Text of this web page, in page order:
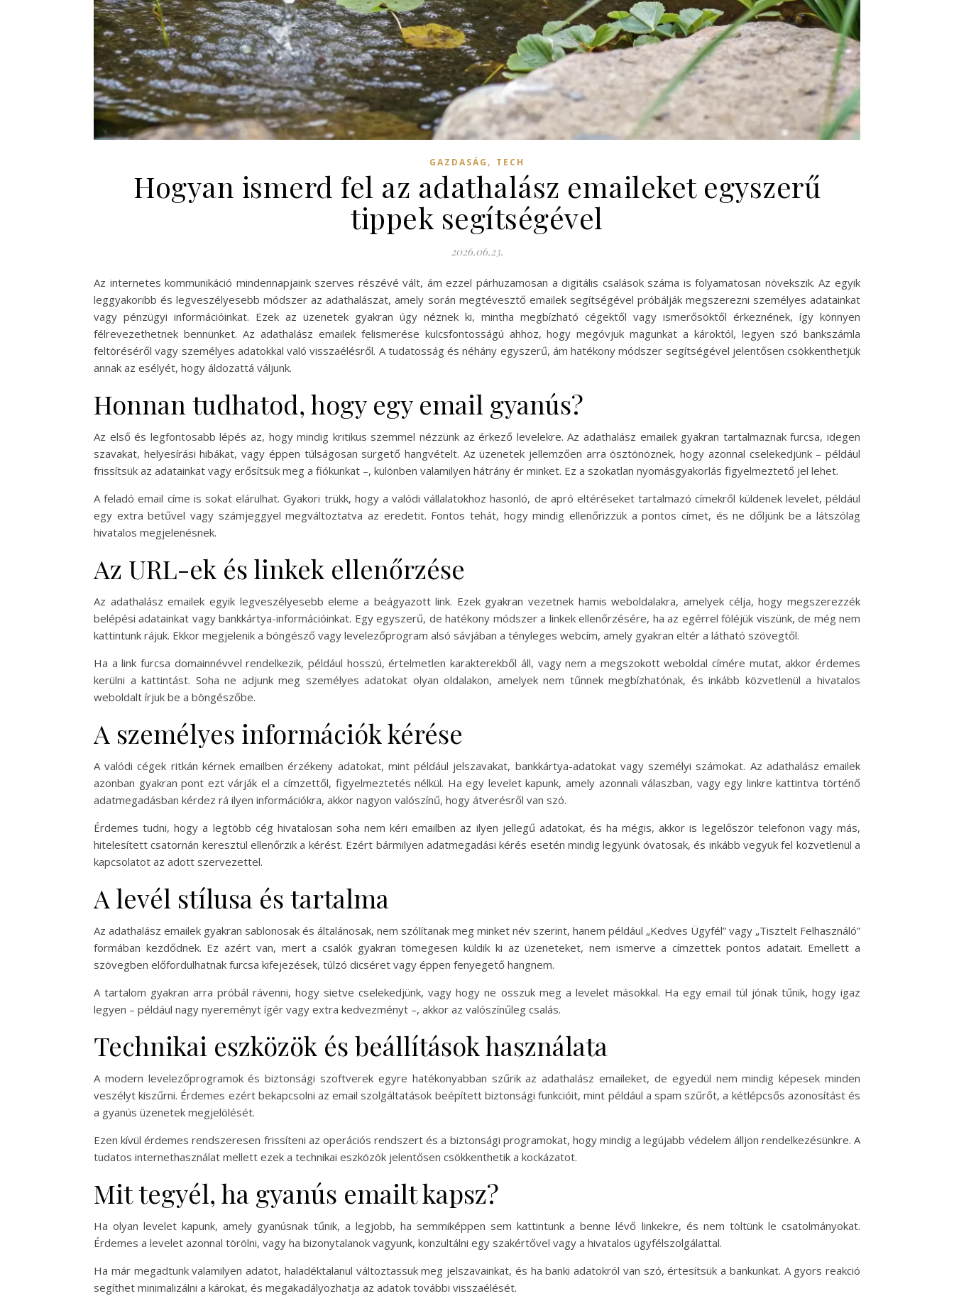
GAZDASÁG , TECH
Hogyan ismerd fel az adathalász emaileket egyszerű
tippek segítségével
2026.06.23.
Az internetes kommunikáció mindennapjaink szerves részévé vált, ám ezzel párhuzamosan a digitális csalások száma is folyamatosan növekszik. Az egyik
leggyakoribb és legveszélyesebb módszer az adathalászat, amely során megtévesztő emailek segítségével próbálják megszerezni személyes adatainkat
vagy pénzügyi információinkat. Ezek az üzenetek gyakran úgy néznek ki, mintha megbízható cégektől vagy ismerősöktől érkeznének, így könnyen
félrevezethetnek bennünket. Az adathalász emailek felismerése kulcsfontosságú ahhoz, hogy megóvjuk magunkat a károktól, legyen szó bankszámla
feltöréséről vagy személyes adatokkal való visszaélésről. A tudatosság és néhány egyszerű, ám hatékony módszer segítségével jelentősen csökkenthetjük
annak az esélyét, hogy áldozattá váljunk.
Honnan tudhatod, hogy egy email gyanús?
Az első és legfontosabb lépés az, hogy mindig kritikus szemmel nézzünk az érkező levelekre. Az adathalász emailek gyakran tartalmaznak furcsa, idegen
szavakat, helyesírási hibákat, vagy éppen túlságosan sürgető hangvételt. Az üzenetek jellemzően arra ösztönöznek, hogy azonnal cselekedjünk – például
frissítsük az adatainkat vagy erősítsük meg a fiókunkat –, különben valamilyen hátrány ér minket. Ez a szokatlan nyomásgyakorlás figyelmeztető jel lehet.
A feladó email címe is sokat elárulhat. Gyakori trükk, hogy a valódi vállalatokhoz hasonló, de apró eltéréseket tartalmazó címekről küldenek levelet, például
egy extra betűvel vagy számjeggyel megváltoztatva az eredetit. Fontos tehát, hogy mindig ellenőrizzük a pontos címet, és ne dőljünk be a látszólag
hivatalos megjelenésnek.
Az URL-ek és linkek ellenőrzése
Az adathalász emailek egyik legveszélyesebb eleme a beágyazott link. Ezek gyakran vezetnek hamis weboldalakra, amelyek célja, hogy megszerezzék
belépési adatainkat vagy bankkártya-információinkat. Egy egyszerű, de hatékony módszer a linkek ellenőrzésére, ha az egérrel föléjük viszünk, de még nem
kattintunk rájuk. Ekkor megjelenik a böngésző vagy levelezőprogram alsó sávjában a tényleges webcím, amely gyakran eltér a látható szövegtől.
Ha a link furcsa domainnévvel rendelkezik, például hosszú, értelmetlen karakterekből áll, vagy nem a megszokott weboldal címére mutat, akkor érdemes
kerülni a kattintást. Soha ne adjunk meg személyes adatokat olyan oldalakon, amelyek nem tűnnek megbízhatónak, és inkább közvetlenül a hivatalos
weboldalt írjuk be a böngészőbe.
A személyes információk kérése
A valódi cégek ritkán kérnek emailben érzékeny adatokat, mint például jelszavakat, bankkártya-adatokat vagy személyi számokat. Az adathalász emailek
azonban gyakran pont ezt várják el a címzettől, figyelmeztetés nélkül. Ha egy levelet kapunk, amely azonnali válaszban, vagy egy linkre kattintva történő
adatmegadásban kérdez rá ilyen információkra, akkor nagyon valószínű, hogy átverésről van szó.
Érdemes tudni, hogy a legtöbb cég hivatalosan soha nem kéri emailben az ilyen jellegű adatokat, és ha mégis, akkor is legelőször telefonon vagy más,
hitelesített csatornán keresztül ellenőrzik a kérést. Ezért bármilyen adatmegadási kérés esetén mindig legyünk óvatosak, és inkább vegyük fel közvetlenül a
kapcsolatot az adott szervezettel.
A levél stílusa és tartalma
Az adathalász emailek gyakran sablonosak és általánosak, nem szólítanak meg minket név szerint, hanem például „Kedves Ügyfél” vagy „Tisztelt Felhasználó”
formában kezdődnek. Ez azért van, mert a csalók gyakran tömegesen küldik ki az üzeneteket, nem ismerve a címzettek pontos adatait. Emellett a
szövegben előfordulhatnak furcsa kifejezések, túlzó dicséret vagy éppen fenyegető hangnem.
A tartalom gyakran arra próbál rávenni, hogy sietve cselekedjünk, vagy hogy ne osszuk meg a levelet másokkal. Ha egy email túl jónak tűnik, hogy igaz
legyen – például nagy nyereményt ígér vagy extra kedvezményt –, akkor az valószínűleg csalás.
Technikai eszközök és beállítások használata
A modern levelezőprogramok és biztonsági szoftverek egyre hatékonyabban szűrik az adathalász emaileket, de egyedül nem mindig képesek minden
veszélyt kiszűrni. Érdemes ezért bekapcsolni az email szolgáltatások beépített biztonsági funkcióit, mint például a spam szűrőt, a kétlépcsős azonosítást és
a gyanús üzenetek megjelölését.
Ezen kívül érdemes rendszeresen frissíteni az operációs rendszert és a biztonsági programokat, hogy mindig a legújabb védelem álljon rendelkezésünkre. A
tudatos internethasználat mellett ezek a technikai eszközök jelentősen csökkenthetik a kockázatot.
Mit tegyél, ha gyanús emailt kapsz?
Ha olyan levelet kapunk, amely gyanúsnak tűnik, a legjobb, ha semmiképpen sem kattintunk a benne lévő linkekre, és nem töltünk le csatolmányokat.
Érdemes a levelet azonnal törölni, vagy ha bizonytalanok vagyunk, konzultálni egy szakértővel vagy a hivatalos ügyfélszolgálattal.
Ha már megadtunk valamilyen adatot, haladéktalanul változtassuk meg jelszavainkat, és ha banki adatokról van szó, értesítsük a bankunkat. A gyors reakció
segíthet minimalizálni a károkat, és megakadályozhatja az adatok további visszaélését.